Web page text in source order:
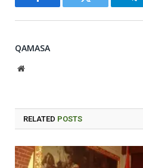
Facebook Twitter
QAMASA
Website
RELATED POSTS